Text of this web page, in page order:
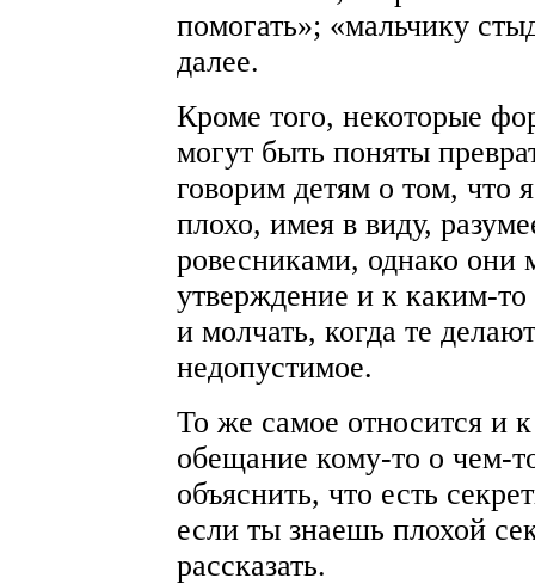
помогать»; «мальчику
далее.
Кроме того, некоторые
могут быть поняты
говорим детям о том, что
плохо, имея в виду,
ровесниками, однако они
утверждение и к каким-
и молчать, когда те
недопустимое.
То же самое относится и
обещание кому-то о чем-
объяснить, что есть
если ты знаешь плохой
рассказать.